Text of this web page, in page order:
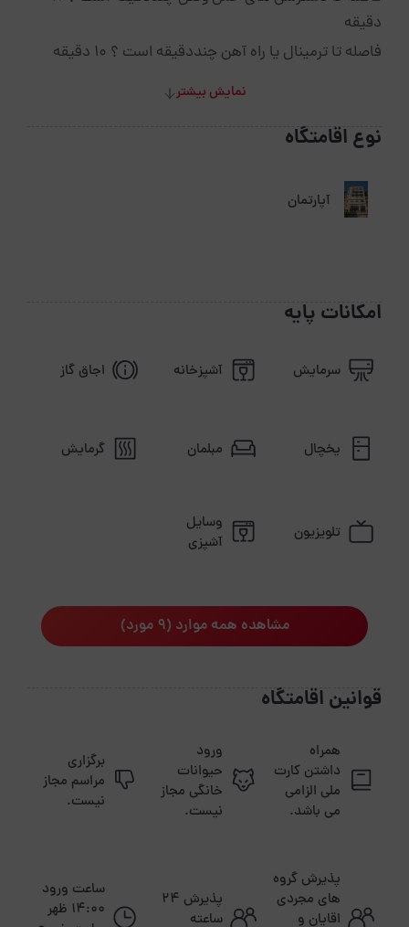
دقیقه
فاصله تا ترمینال یا راه آهن چنددقیقه است ؟ 10 دقیقه
نمایش بیشتر
نوع اقامتگاه
آپارتمان
امکانات پایه
سرمایش آشپزخانه اجاق گاز
یخچال مبلمان گرمایش
تلویزیون
وسایل
آشپزی
مشاهده همه موارد (9 مورد)
قوانین اقامتگاه
همراه
داشتن کارت
ملی الزامی
می باشد.
ورود
حیوانات
خانگی مجاز
نیست.
برگزاری
مراسم مجاز
نیست.
پذیرش گروه
های مجردی
اقایان و
پذیرش ۲۴
ساعته
ساعت ورود
14:00 ظهر